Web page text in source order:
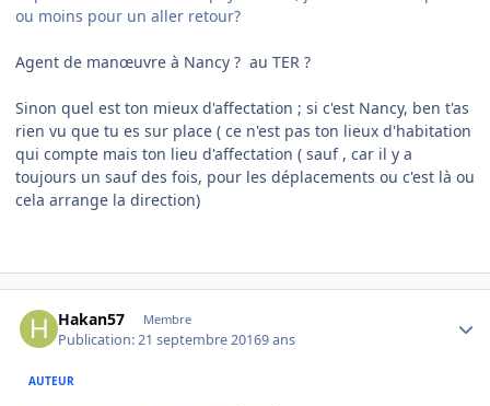
ou moins pour un aller retour?
Agent de manœuvre à Nancy ? au TER ?
Sinon quel est ton mieux d'affectation ; si c'est Nancy, ben t'as
rien vu que tu es sur place ( ce n'est pas ton lieux d'habitation
qui compte mais ton lieu d'affectation ( sauf , car il y a
toujours un sauf des fois, pour les déplacements ou c'est là ou
cela arrange la direction)
Hakan57 Membre
Publication:21 septembre 20169 ans
AUTEUR